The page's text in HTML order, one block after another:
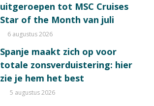
uitgeroepen tot MSC Cruises
Star of the Month van juli
6 augustus 2026
Spanje maakt zich op voor
totale zonsverduistering: hier
zie je hem het best
5 augustus 2026